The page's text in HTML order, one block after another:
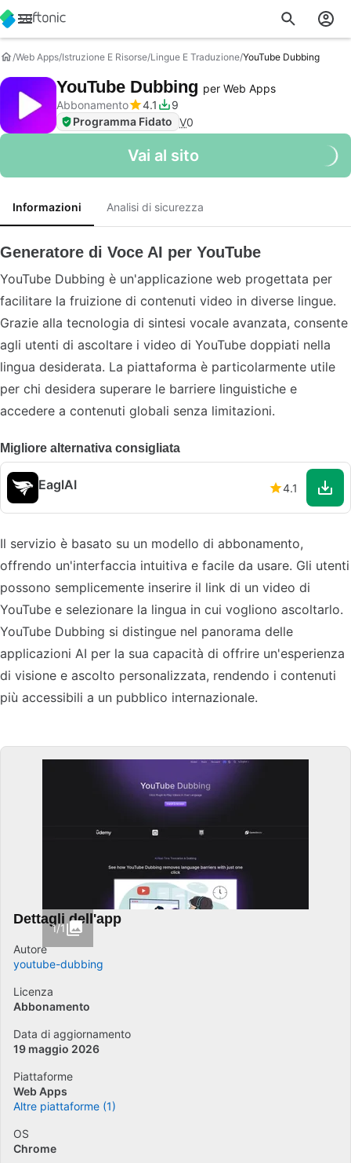
Web Apps Istruzione E Risorse Lingue E Traduzione YouTube Dubbing
YouTube Dubbing per Web Apps
Abbonamento
4.1
9
Programma Fidato V0
Vai al sito
Informazioni Analisi di sicurezza
Generatore di Voce AI per YouTube
YouTube Dubbing è un'applicazione web progettata per
facilitare la fruizione di contenuti video in diverse lingue.
Grazie alla tecnologia di sintesi vocale avanzata, consente
agli utenti di ascoltare i video di YouTube doppiati nella
lingua desiderata. La piattaforma è particolarmente utile
per chi desidera superare le barriere linguistiche e
accedere a contenuti globali senza limitazioni.
Migliore alternativa consigliata
EaglAI 4.1
Il servizio è basato su un modello di abbonamento,
offrendo un'interfaccia intuitiva e facile da usare. Gli utenti
possono semplicemente inserire il link di un video di
YouTube e selezionare la lingua in cui vogliono ascoltarlo.
YouTube Dubbing si distingue nel panorama delle
applicazioni AI per la sua capacità di offrire un'esperienza
di visione e ascolto personalizzata, rendendo i contenuti
più accessibili a un pubblico internazionale.
1/1
Dettagli dell'app
Autore
youtube-dubbing
Licenza
Abbonamento
Data di aggiornamento
19 maggio 2026
Piattaforme
Web Apps
Altre piattaforme (1)
OS
Chrome